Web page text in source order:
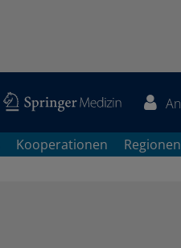
Kooperationen Regionen